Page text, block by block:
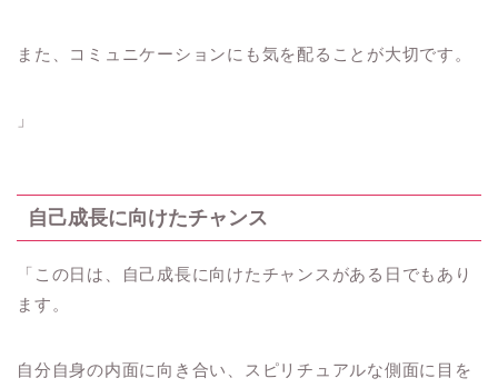
また、コミュニケーションにも気を配ることが大切です。
」
自己成長に向けたチャンス
「この日は、自己成長に向けたチャンスがある日でもあり
ます。
自分自身の内面に向き合い、スピリチュアルな側面に目を